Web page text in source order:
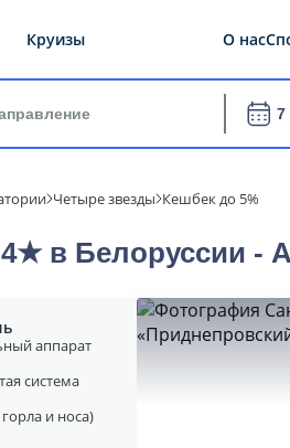
Круизы О нас
7
Четыре звезды Кешбек до 5%
в Белоруссии -
аппарат
система
и носа)